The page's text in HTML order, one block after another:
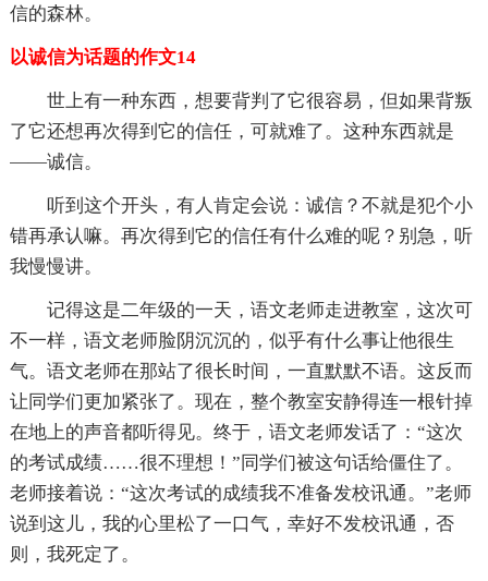
信的森林。
以诚信为话题的作文14
世上有一种东西，想要背判了它很容易，但如果背叛
了它还想再次得到它的信任，可就难了。这种东西就是
――诚信。
听到这个开头，有人肯定会说：诚信？不就是犯个小
错再承认嘛。再次得到它的信任有什么难的呢？别急，听
我慢慢讲。
记得这是二年级的一天，语文老师走进教室，这次可
不一样，语文老师脸阴沉沉的，似乎有什么事让他很生
气。语文老师在那站了很长时间，一直默默不语。这反而
让同学们更加紧张了。现在，整个教室安静得连一根针掉
在地上的声音都听得见。终于，语文老师发话了：“这次
的考试成绩……很不理想！”同学们被这句话给僵住了。
老师接着说：“这次考试的成绩我不准备发校讯通。”老师
说到这儿，我的心里松了一口气，幸好不发校讯通，否
则，我死定了。